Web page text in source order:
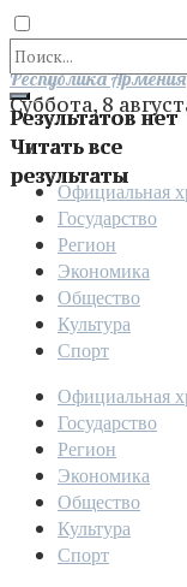
Результатов нет
Читать все
результаты
Отправить
Республика Армения
Суббота, 8
Официальная
Государство
Регион
Экономика
Общество
Культура
Спорт
Официальная
Государство
Регион
Экономика
Общество
Культура
Спорт